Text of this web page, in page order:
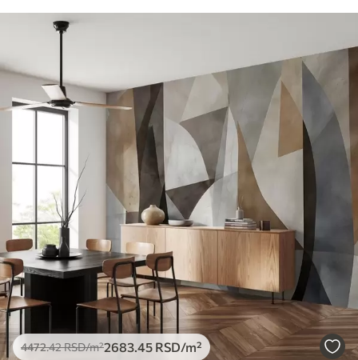
4472.42RSD/m²2683 .45 RSD/m²